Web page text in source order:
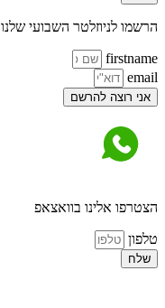
הרשמו לניוזלטר השבועי שלנו
firstname
email
אני רוצה להרשם
הצטרפו אלינו בוואצאפ
טלפון
שלח